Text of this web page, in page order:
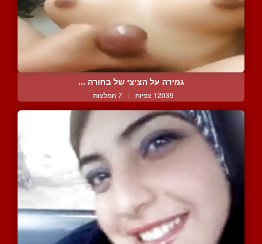
גמירה על הציצי של בחורה ...
12039 צפיות | 7 המלצות